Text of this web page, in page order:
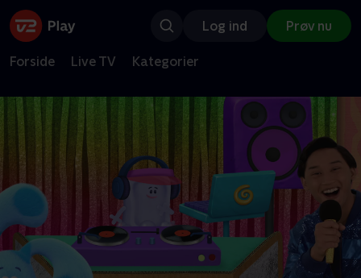
Log ind Prøv nu
Forside Live TV Kategorier